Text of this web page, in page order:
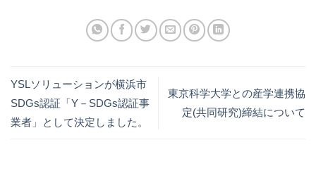
YSLソリューションが横浜市
SDGs認証「Y－SDGs認証事
業者」として決定しました。
東京科学大学との産学連携協
定(共同研究)締結について